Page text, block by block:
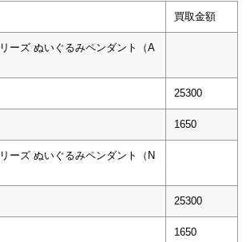
買取金額
ーズ ぬいぐるみペンダント（A
25300
1650
ーズ ぬいぐるみペンダント（N
25300
1650